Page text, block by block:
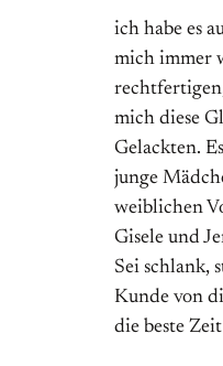
ich habe es
mich immer
mich diese
Gelackten.
junge
weiblichen
Gisele und
Sei schlank,
Kunde von
die beste